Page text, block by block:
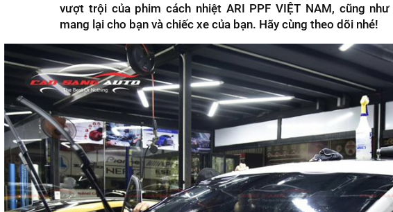
vượt trội của phim cách nhiệt ARI PPF VIỆT NAM, cũng
mang lại cho bạn và chiếc xe của bạn. Hãy cùng theo dõi nhé!